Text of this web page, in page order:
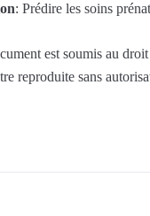
: Prédire les soins
est soumis au
reproduite sans